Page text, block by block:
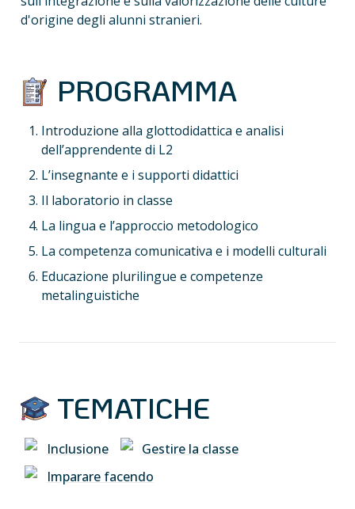
d'origine degli alunni stranieri.
PROGRAMMA
Introduzione alla glottodidattica e analisi
dell’apprendente di L2
L’insegnante e i supporti didattici
Il laboratorio in classe
La lingua e l’approccio metodologico
La competenza comunicativa e i modelli culturali
Educazione plurilingue e competenze
metalinguistiche
TEMATICHE
Inclusione
Gestire la classe
Imparare facendo